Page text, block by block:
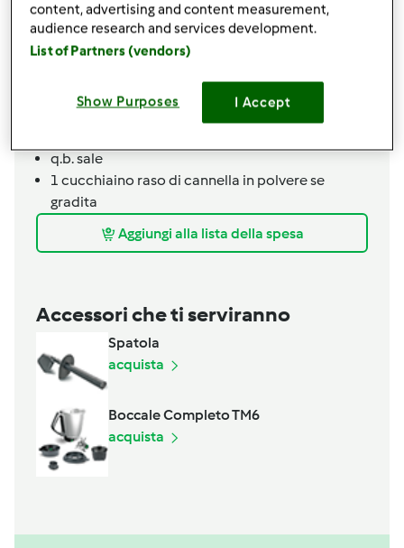
Ingredienti
Per la pasta Brisé
grammi
burro morbido
q.b.sale
1 cucchiaino raso di cannella in polvere se
gradita
Aggiungi alla lista della spesa
Accessori che ti serviranno
Spatola
acquista
Boccale Completo TM6
acquista
content, advertising and content measurement,
audience research and services development.
List of Partners (vendors)
Show Purposes I Accept